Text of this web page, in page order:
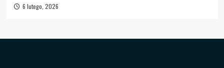
6 lutego, 2026